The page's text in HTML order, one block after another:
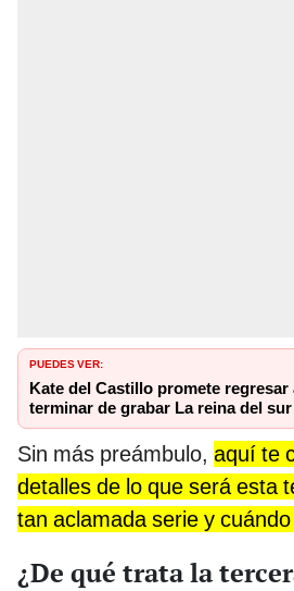
PUEDES VER:
Kate del Castillo promete regresar
terminar de grabar La reina del sur
Sin más preámbulo, aquí te
detalles de lo que será esta
tan aclamada serie y
¿De qué trata la